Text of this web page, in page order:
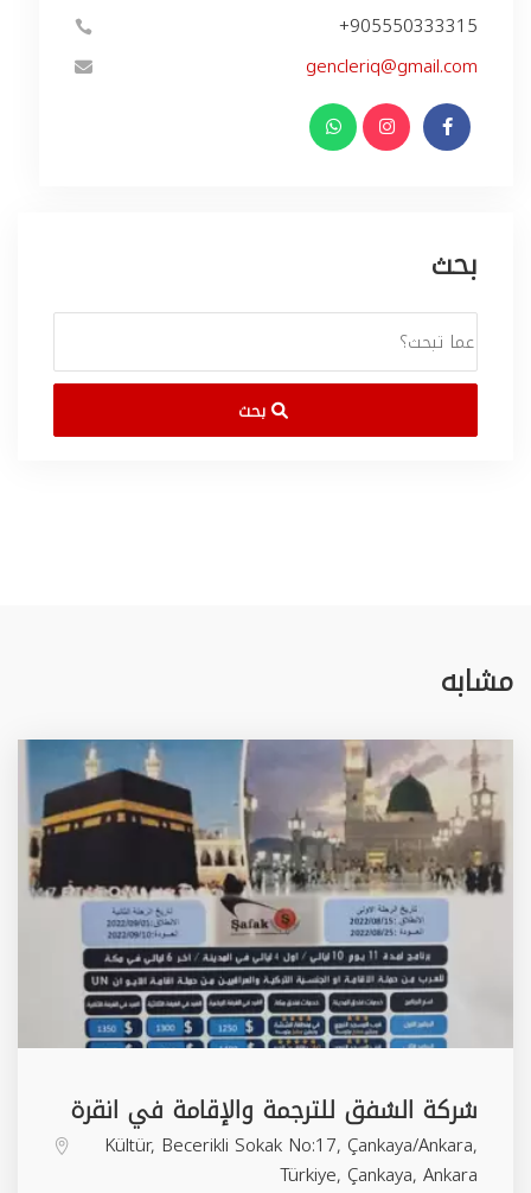
+905550333315
gencleriq@gmail.com
بحث
بحث
مشابه
شركة الشفق للترجمة والإقامة في انقرة
Kültür, Becerikli Sokak No:17, Çankaya/Ankara,
Türkiye, Çankaya, Ankara